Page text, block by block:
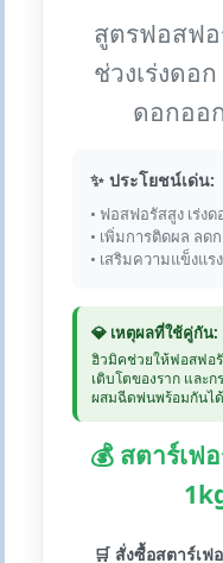
สูตรฟอสฟอ
ช่วงเร่งดอ
ดอกออ
✨ ประโยชน์เด่น:
• ฟอสฟอรัสสูง เร่งด
• เพิ่มการติดผล ลด
• เสริมความแข็งแร
💎 เหตุผลที่ใช้คู่กัน:
ฮิวมิคช่วยให้ฟอสฟอ
เติบโตของราก และ
ผสมฉีดพ่นพร้อมกันได้
💰 สตาร์เฟ
🛒 สั่งซื้อสตาร์เฟ